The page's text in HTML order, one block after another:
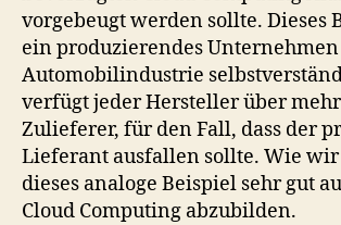
vorgebeugt werden sollte. Dieses
ein produzierendes Unternehmen
Automobilindustrie
verfügt jeder Hersteller über
Zulieferer, für den Fall, dass der
Lieferant ausfallen sollte. Wie wir
dieses analoge Beispiel sehr gut
Cloud Computing abzubilden.